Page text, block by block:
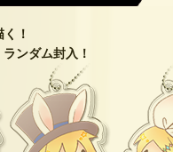
！
ンダム封入！